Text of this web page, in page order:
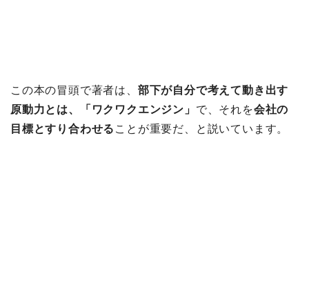
この本の冒頭で著者は、 部下が自分で考えて動き出す
原動力とは、「ワクワクエンジン」 で、それを会社の
目標とすり合わせる ことが重要だ、と説いています。